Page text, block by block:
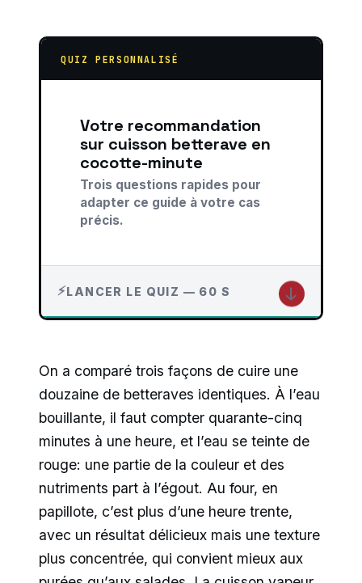
QUIZ PERSONNALISÉ
Votre recommandation
sur cuisson betterave en
cocotte-minute
Trois questions rapides pour
adapter ce guide à votre cas
précis.
LANCER LE QUIZ — 60 S ↓
On a comparé trois façons de cuire une
douzaine de betteraves identiques. À l’eau
bouillante, il faut compter quarante-cinq
minutes à une heure, et l’eau se teinte de
rouge: une partie de la couleur et des
nutriments part à l’égout. Au four, en
papillote, c’est plus d’une heure trente,
avec un résultat délicieux mais une texture
plus concentrée, qui convient mieux aux